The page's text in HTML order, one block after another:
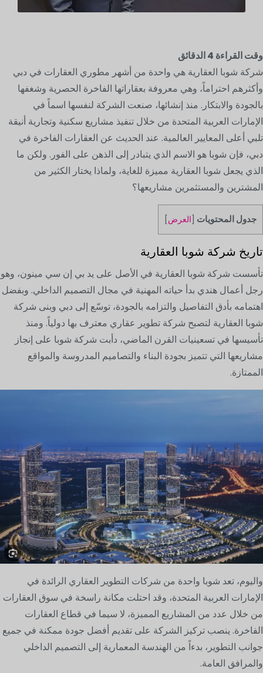
وقت القراءة 4الدقائق
شركة شوبا العقارية هي واحدة من أشهر مطوري العقارات في دبي
وأكثرهم احتراماً، وهي معروفة بعقاراتها الفاخرة الحصرية وشغفها
بالجودة والابتكار. منذ إنشائها، صنعت الشركة لنفسها اسماً في
الإمارات العربية المتحدة من خلال تنفيذ مشاريع سكنية وتجارية أنيقة
تلبي أعلى المعايير العالمية. عند الحديث عن العقارات الفاخرة في
دبي، فإن شوبا هو الاسم الذي يتبادر إلى الذهن على الفور. ولكن ما
الذي يجعل شوبا العقارية مميزة للغاية، ولماذا يختار الكثير من
المشترين والمستثمرين مشاريعها؟
جدول المحتويات العرض
تاريخ شركة شوبا العقارية
تأسست شركة شوبا العقارية في الأصل على يد بي إن سي مينون، وهو
رجل أعمال هندي بدأ حياته المهنية في مجال التصميم الداخلي. وبفضل
اهتمامه بأدق التفاصيل والتزامه بالجودة، توسّع إلى دبي وبنى شركة
شوبا العقارية لتصبح شركة تطوير عقاري معترف بها دولياً. ومنذ
تأسيسها في تسعينيات القرن الماضي، دأبت شركة شوبا على إنجاز
مشاريعها التي تتميز بجودة البناء والتصاميم المدروسة والمواقع
الممتازة.
واليوم، تعد شوبا واحدة من شركات التطوير العقاري الرائدة في
الإمارات العربية المتحدة، وقد احتلت مكانة راسخة في سوق العقارات
من خلال عدد من المشاريع المميزة، لا سيما في قطاع العقارات
الفاخرة. ينصب تركيز الشركة على تقديم أفضل جودة ممكنة في جميع
جوانب التطوير، بدءاً من الهندسة المعمارية إلى التصميم الداخلي
والمرافق العامة.